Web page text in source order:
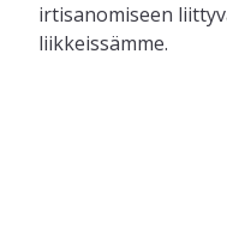
irtisanomiseen
liikkeissämme.